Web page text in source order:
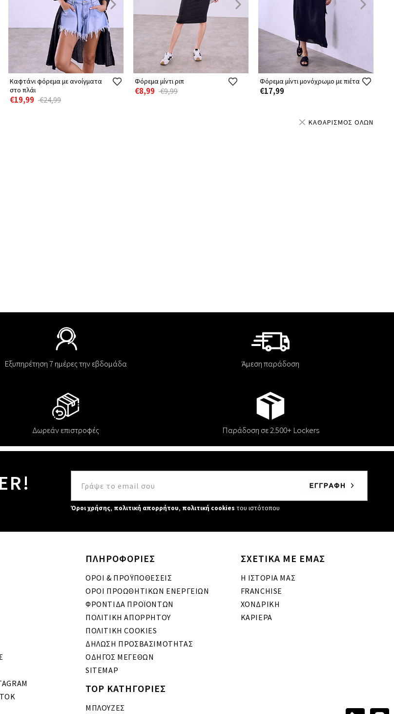
Καφτάνι φόρεμα με ανοίγματα
στο πλάι
€19,99 €24,99
Φόρεμα μίντι ριπ
€8,99 €9,99
Φόρεμα μίντι μονόχρωμο με πιέτα
€17,99
ΚΑΘΑΡΙΣΜΟΣ ΟΛΩΝ
Εξυπηρέτηση 7 ημέρες την εβδομάδα Άμεση παράδοση
Δωρεάν επιστροφές Παράδοση σε 2.500+ Lockers
Όροι χρήσης, πολιτική απορρήτου, πολιτική cookies του ιστότοπου
ΠΛΗΡΟΦΟΡΙΕΣ
ΟΡΟΙ & ΠΡΟΫΠΟΘΕΣΕΙΣ
ΟΡΟΙ ΠΡΟΩΘΗΤΙΚΩΝ ΕΝΕΡΓΕΙΩΝ
ΦΡΟΝΤΙΔΑ ΠΡΟΪΟΝΤΩΝ
ΠΟΛΙΤΙΚΗ ΑΠΟΡΡΗΤΟΥ
ΠΟΛΙΤΙΚΗ COOKIES
ΔΗΛΩΣΗ ΠΡΟΣΒΑΣΙΜΟΤΗΤΑΣ
ΟΔΗΓΟΣ ΜΕΓΕΘΩΝ
SITEMAP
ΣΧΕΤΙΚΑ ΜΕ ΕΜΑΣ
Η ΙΣΤΟΡΙΑ ΜΑΣ
FRANCHISE
ΧΟΝΔΡΙΚΗ
ΚΑΡΙΕΡΑ
TOP ΚΑΤΗΓΟΡΙΕΣ
ΜΠΛΟΥΖΕΣ